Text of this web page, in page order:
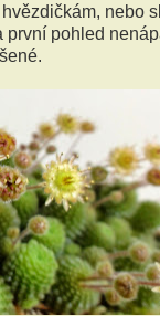
nebo
první pohled